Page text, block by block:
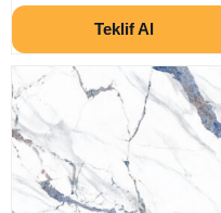
Teklif Al